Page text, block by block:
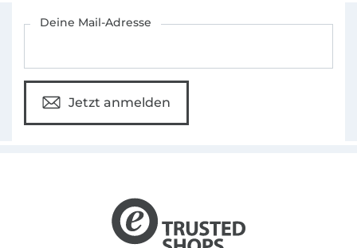
Deine Mail-Adresse
Jetzt anmelden